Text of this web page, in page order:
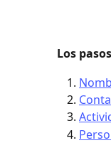
​​Los